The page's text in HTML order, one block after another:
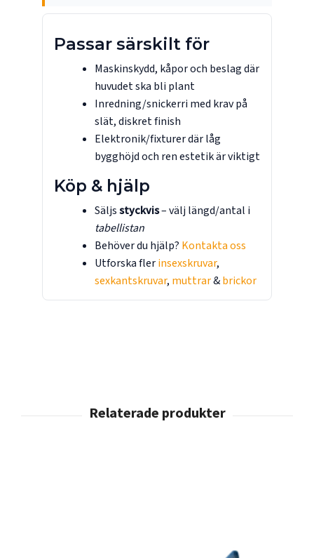
Passar särskilt för
Maskinskydd, kåpor och beslag där
huvudet ska bli plant
Inredning/snickerri med krav på
slät, diskret finish
Elektronik/fixturer där låg
bygghöjd och ren estetik är viktigt
Köp & hjälp
Säljsstyckvis– välj längd/antal i
tabellistan
Behöver du hjälp? Kontakta oss
Utforska flerinsexskruvar,
sexkantskruvar, muttrar&brickor